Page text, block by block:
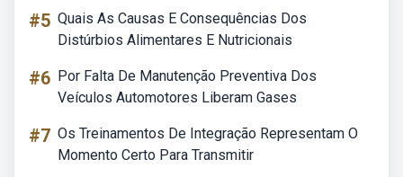
#5 Quais As Causas E Consequências Dos
Distúrbios Alimentares E Nutricionais
#6 Por Falta De Manutenção Preventiva Dos
Veículos Automotores Liberam Gases
#7 Os Treinamentos De Integração Representam O
Momento Certo Para Transmitir